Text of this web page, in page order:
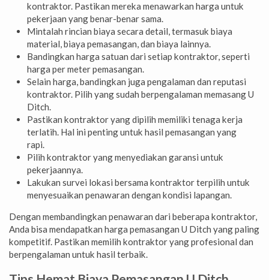
kontraktor. Pastikan mereka menawarkan harga untuk
pekerjaan yang benar-benar sama.
Mintalah rincian biaya secara detail, termasuk biaya
material, biaya pemasangan, dan biaya lainnya.
Bandingkan harga satuan dari setiap kontraktor, seperti
harga per meter pemasangan.
Selain harga, bandingkan juga pengalaman dan reputasi
kontraktor. Pilih yang sudah berpengalaman memasang U
Ditch.
Pastikan kontraktor yang dipilih memiliki tenaga kerja
terlatih. Hal ini penting untuk hasil pemasangan yang
rapi.
Pilih kontraktor yang menyediakan garansi untuk
pekerjaannya.
Lakukan survei lokasi bersama kontraktor terpilih untuk
menyesuaikan penawaran dengan kondisi lapangan.
Dengan membandingkan penawaran dari beberapa kontraktor,
Anda bisa mendapatkan harga pemasangan U Ditch yang paling
kompetitif. Pastikan memilih kontraktor yang profesional dan
berpengalaman untuk hasil terbaik.